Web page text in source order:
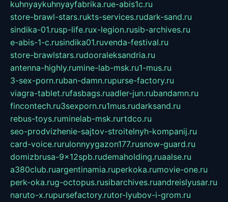
kuhnyaykuhnyayfabrika.rue-abis1c.ru
store-brawl-stars.rukts-services.rudark-sand.ru
sindika-01.rusp-life.rux-legion.rusib-archives.ru
e-abis-1-c.rusindika01.ruvenda-festival.ru
store-brawlstars.rudooraleksandria.ru
antenna-highly.rumine-lab-msk.ru1-mus.ru
3-sex-porn.ruban-damn.rupurse-factory.ru
viagra-tablet.rufasbags.ruadler-jun.rubandamn.ru
fincontech.ru3sexporn.ru1mus.rudarksand.ru
rebus-toys.ruminelab-msk.rurtdco.ru
seo-prodvizhenie-sajtov-stroitelnyh-kompanij.ru
card-voice.rurulonnyygazon177.rusnow-guard.ru
domizbrusa-9x12spb.rudemaholding.ruaalse.ru
a380club.ruargentinamia.ruperkoka.rumovie-one.ru
perk-oka.rug-octopus.rusibarchives.ruandreislyusar.ru
naruto-x.rupursefactory.rutor-lyubov-i-grom.ru